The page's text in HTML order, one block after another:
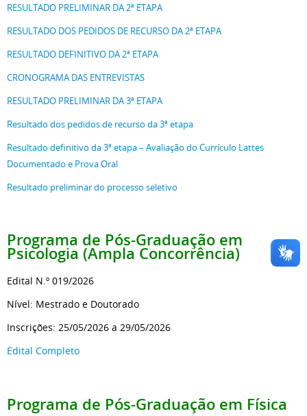
RESULTADO PRELIMINAR DA 2ª ETAPA
RESULTADO DOS PEDIDOS DE RECURSO DA 2ª ETAPA
RESULTADO DEFINITIVO DA 2ª ETAPA
CRONOGRAMA DAS ENTREVISTAS
RESULTADO PRELIMINAR DA 3ª ETAPA
Resultado dos pedidos de recurso da 3ª etapa
Resultado definitivo da 3ª etapa – Avaliação do Currículo Lattes
Documentado e Prova Oral
Resultado preliminar do processo seletivo
Programa de Pós-Graduação em
Psicologia (Ampla Concorrência)
Edital N.º 019/2026
Nível: Mestrado e Doutorado
Inscrições: 25/05/2026 a 29/05/2026
Edital Completo
Programa de Pós-Graduação em Física